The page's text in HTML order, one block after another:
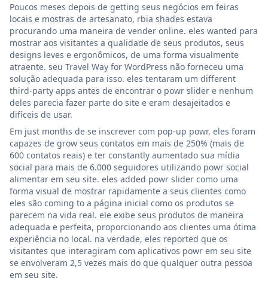
Poucos meses depois de getting seus negócios em feiras
locais e mostras de artesanato, rbia shades estava
procurando uma maneira de vender online. eles wanted para
mostrar aos visitantes a qualidade de seus produtos, seus
designs leves e ergonômicos, de uma forma visualmente
atraente. seu Travel Way for WordPress não forneceu uma
solução adequada para isso. eles tentaram um different
third-party apps antes de encontrar o powr slider e nenhum
deles parecia fazer parte do site e eram desajeitados e
difíceis de usar.
Em just months de se inscrever com pop-up powr, eles foram
capazes de grow seus contatos em mais de 250% (mais de
600 contatos reais) e ter constantly aumentado sua mídia
social para mais de 6.000 seguidores utilizando powr social
alimentar em seu site. eles added powr slider como uma
forma visual de mostrar rapidamente a seus clientes como
eles são coming to a página inicial como os produtos se
parecem na vida real. ele exibe seus produtos de maneira
adequada e perfeita, proporcionando aos clientes uma ótima
experiência no local. na verdade, eles reported que os
visitantes que interagiram com aplicativos powr em seu site
se envolveram 2,5 vezes mais do que qualquer outra pessoa
em seu site.